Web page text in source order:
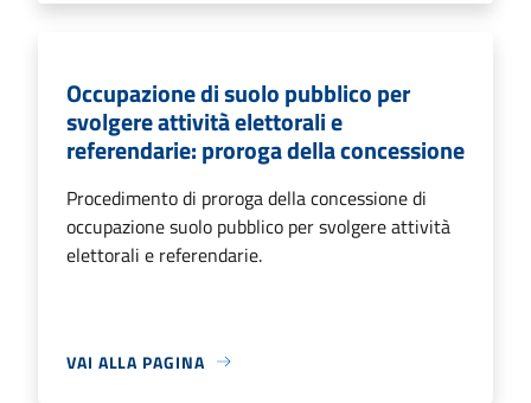
Occupazione di suolo pubblico per
svolgere attività elettorali e
referendarie: proroga della concessione
Procedimento di proroga della concessione di
occupazione suolo pubblico per svolgere attività
elettorali e referendarie.
VAI ALLA PAGINA